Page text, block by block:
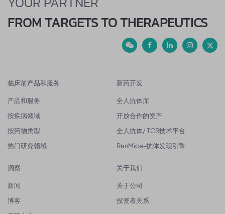
FROM TARGETS TO THERAPEUTICS
临床前产品和服务
产品和服务
按疾病领域
按药物类型
热门研究领域
新药开发
全人抗体库
开放合作的资产
全人抗体/ TCR技术平台
RenMice-抗体发现引擎
洞察
新闻
博客
关于我们
关于公司
投资者关系